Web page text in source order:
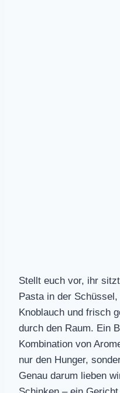
Stellt euch vor, ihr
Pasta in der
Knoblauch und frisch
durch den Raum. Ein
Kombination von
nur den Hunger,
Genau darum lieben